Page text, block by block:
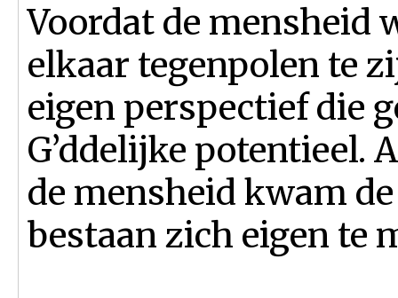
Voordat de mensheid
elkaar tegenpolen te
eigen perspectief die
G’ddelijke potentieel.
de mensheid kwam
bestaan zich eigen te